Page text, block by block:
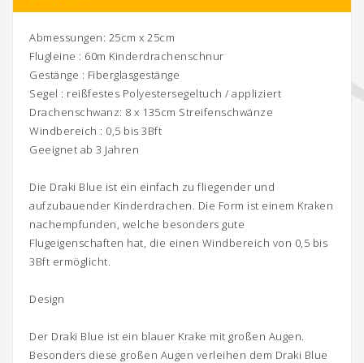
Abmessungen: 25cm x 25cm
Flugleine : 60m Kinderdrachenschnur
Gestänge : Fiberglasgestänge
Segel : reißfestes Polyestersegeltuch / appliziert
Drachenschwanz: 8 x 135cm Streifenschwänze
Windbereich : 0,5 bis 3Bft
Geeignet ab 3 Jahren
Die Draki Blue ist ein einfach zu fliegender und
aufzubauender Kinderdrachen. Die Form ist einem Kraken
nachempfunden, welche besonders gute
Flugeigenschaften hat, die einen Windbereich von 0,5 bis
3Bft ermöglicht.
Design
Der Draki Blue ist ein blauer Krake mit großen Augen.
Besonders diese großen Augen verleihen dem Draki Blue